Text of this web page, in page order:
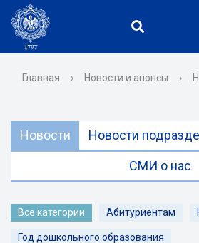
Главная › Новости и анонсы ›
Новости Новости
СМИ о нас
Все категории Абитуриентам
Год дошкольного образования